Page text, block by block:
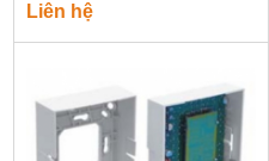
Liên hệ